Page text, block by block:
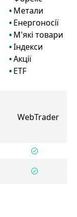
Метали
Енергоносії
М'які товари
Індекси
Акції
ETF
WebTrader